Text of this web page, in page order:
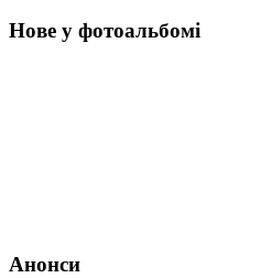
Нове у фотоальбомі
Анонси